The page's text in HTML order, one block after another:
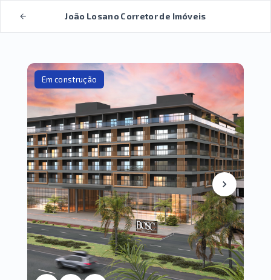
João Losano Corretor de Imóveis
Em construção